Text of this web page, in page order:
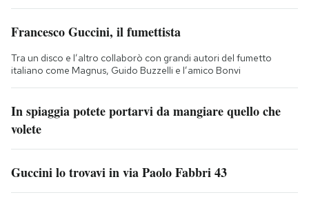
Francesco Guccini, il fumettista
Tra un disco e l’altro collaborò con grandi autori del fumetto
italiano come Magnus, Guido Buzzelli e l’amico Bonvi
In spiaggia potete portarvi da mangiare quello che
volete
Guccini lo trovavi in via Paolo Fabbri 43